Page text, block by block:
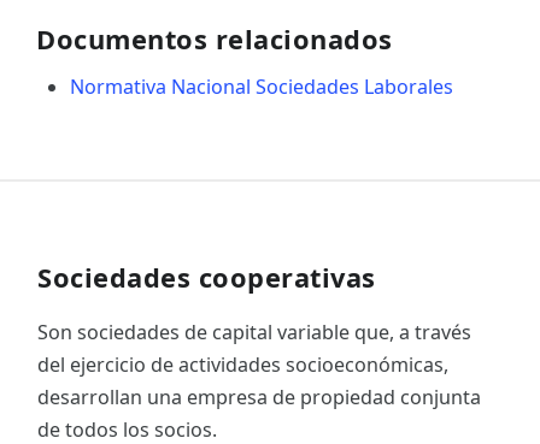
Documentos relacionados
Normativa Nacional Sociedades Laborales
Sociedades cooperativas
Son sociedades de capital variable que, a través
del ejercicio de actividades socioeconómicas,
desarrollan una empresa de propiedad conjunta
de todos los socios.